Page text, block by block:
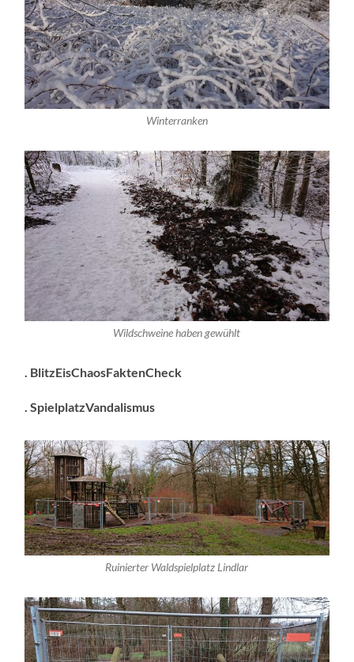
Winterranken
Wildschweine haben gewühlt
. BlitzEisChaosFaktenCheck
. SpielplatzVandalismus
Ruinierter Waldspielplatz Lindlar